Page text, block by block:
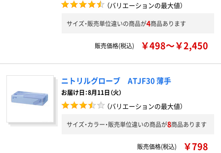
（バリエーションの最大値）
サイズ・販売単位違いの商品が4商品あります
販売価格(税込) ￥498～￥2,450
ニトリルグローブ ATJF30 薄手
お届け日：8月11日（火）
（バリエーションの最大値）
サイズ・カラー・販売単位違いの商品が8商品あります
販売価格(税込) ￥798